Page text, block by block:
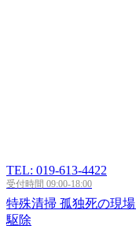
TEL: 019-613-4422
受付時間 09:00-18:00
特殊清掃 孤独死の現場
駆除